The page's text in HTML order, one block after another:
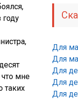
году
что мне
таких
Для
Для
Для
Для
Для